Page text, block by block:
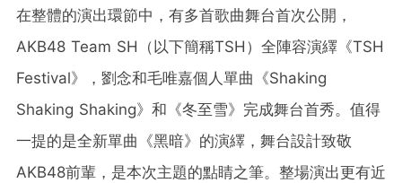
在整體的演出環節中，有多首歌曲舞台首次公開，
AKB48 Team SH（以下簡稱TSH）全陣容演繹《TSH
Festival》，劉念和毛唯嘉個人單曲《Shaking
Shaking Shaking》和《冬至雪》完成舞台首秀。值得
一提的是全新單曲《黑暗》的演繹，舞台設計致敬
AKB48前輩，是本次主題的點睛之筆。整場演出更有近